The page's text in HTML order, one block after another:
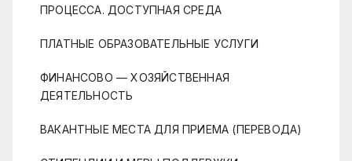
ПРОЦЕССА. ДОСТУПНАЯ СРЕДА
ПЛАТНЫЕ ОБРАЗОВАТЕЛЬНЫЕ УСЛУГИ
ФИНАНСОВО — ХОЗЯЙСТВЕННАЯ
ДЕЯТЕЛЬНОСТЬ
ВАКАНТНЫЕ МЕСТА ДЛЯ ПРИЕМА (ПЕРЕВОДА)